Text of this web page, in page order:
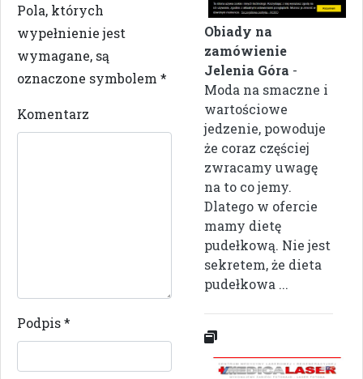
Pola, których
wypełnienie jest
wymagane, są
oznaczone symbolem *
Komentarz
Podpis*
Obiady na
zamówienie
Jelenia Góra -
Moda na smaczne i
wartościowe
jedzenie, powoduje
że coraz częściej
zwracamy uwagę
na to co jemy.
Dlatego w ofercie
mamy dietę
pudełkową. Nie jest
sekretem, że dieta
pudełkowa ...